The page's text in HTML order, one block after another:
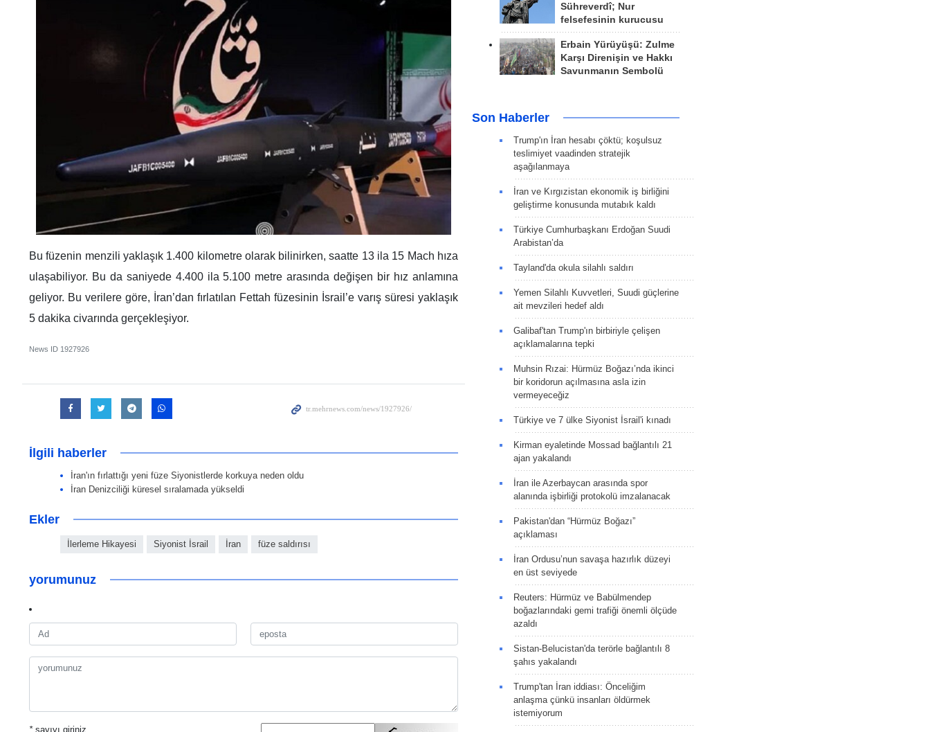
Bu füzenin menzili yaklaşık 1.400 kilometre olarak bilinirken, saatte 13 ila 15 Mach hıza
ulaşabiliyor. Bu da saniyede 4.400 ila 5.100 metre arasında değişen bir hız anlamına
geliyor. Bu verilere göre, İran’dan fırlatılan Fettah füzesinin İsrail’e varış süresi yaklaşık
5 dakika civarında gerçekleşiyor.
News ID 1927926
İlgili haberler
İran'ın fırlattığı yeni füze Siyonistlerde korkuya neden oldu
İran Denizciliği küresel sıralamada yükseldi
Ekler
İlerleme Hikayesi Siyonist İsrail İran füze saldırısı
yorumunuz
*sayıyı giriniz
Sühreverdî; Nur
felsefesinin kurucusu
Erbain Yürüyüşü: Zulme
Karşı Direnişin ve Hakkı
Savunmanın Sembolü
Son Haberler
Trump'ın İran hesabı çöktü; koşulsuz
teslimiyet vaadinden stratejik
aşağılanmaya
İran ve Kırgızistan ekonomik iş birliğini
geliştirme konusunda mutabık kaldı
Türkiye Cumhurbaşkanı Erdoğan Suudi
Arabistan’da
Tayland'da okula silahlı saldırı
Yemen Silahlı Kuvvetleri, Suudi güçlerine
ait mevzileri hedef aldı
Galibaf'tan Trump'ın birbiriyle çelişen
açıklamalarına tepki
Muhsin Rızai: Hürmüz Boğazı’nda ikinci
bir koridorun açılmasına asla izin
vermeyeceğiz
Türkiye ve 7 ülke Siyonist İsrail'i kınadı
Kirman eyaletinde Mossad bağlantılı 21
ajan yakalandı
İran ile Azerbaycan arasında spor
alanında işbirliği protokolü imzalanacak
Pakistan'dan “Hürmüz Boğazı”
açıklaması
İran Ordusu’nun savaşa hazırlık düzeyi
en üst seviyede
Reuters: Hürmüz ve Babülmendep
boğazlarındaki gemi trafiği önemli ölçüde
azaldı
Sistan-Belucistan'da terörle bağlantılı 8
şahıs yakalandı
Trump'tan İran iddiası: Önceliğim
anlaşma çünkü insanları öldürmek
istemiyorum